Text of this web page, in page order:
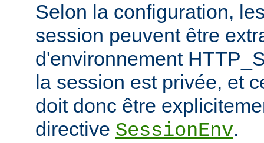
Selon la configuration,
session peuvent être
d'environnement
la session est privée, et
doit donc être
directive SessionEnv.